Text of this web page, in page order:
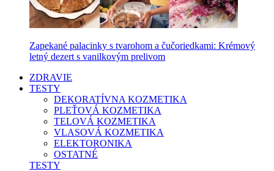
Zapekané palacinky s tvarohom a čučoriedkami: Krémový
letný dezert s vanilkovým prelivom
ZDRAVIE
TESTY
DEKORATÍVNA KOZMETIKA
PLEŤOVÁ KOZMETIKA
TELOVÁ KOZMETIKA
VLASOVÁ KOZMETIKA
ELEKTORONIKA
OSTATNÉ
TESTY